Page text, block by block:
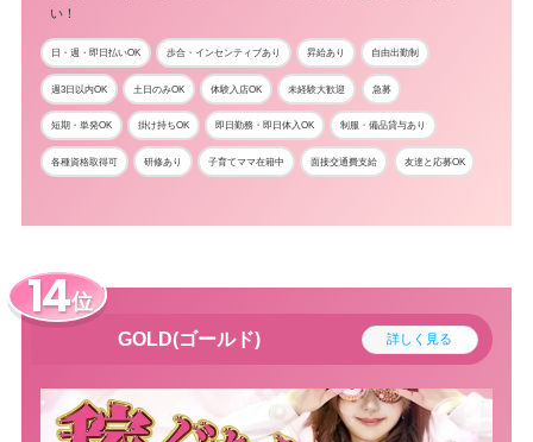
い！
日・週・即日払いOK 歩合・インセンティブあり 昇給あり 自由出勤制
週3日以内OK 土日のみOK 体験入店OK 未経験大歓迎 急募
短期・単発OK 掛け持ちOK 即日勤務・即日体入OK 制服・備品貸与あり
各種資格取得可 研修あり 子育てママ在籍中 面接交通費支給 友達と応募OK
位
GOLD(ゴールド) 詳しく見る